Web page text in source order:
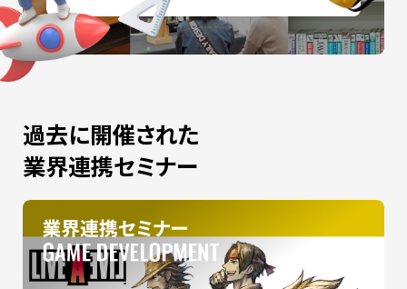
過去に開催された
業界連携セミナー